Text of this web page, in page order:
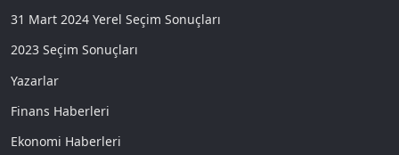
31 Mart 2024 Yerel Seçim Sonuçları
2023 Seçim Sonuçları
Yazarlar
Finans Haberleri
Ekonomi Haberleri